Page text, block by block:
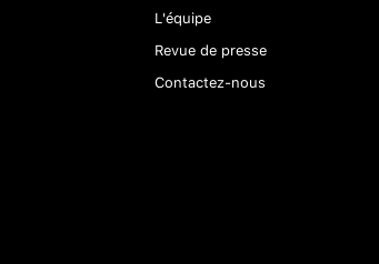
L'équipe
Revue de presse
Contactez-nous